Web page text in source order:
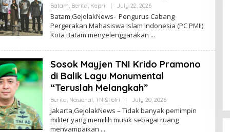
Batam Berita Kepri | July 22, 2026B
T
A
A
N
Batam,GejolakNews- Pengurus Cabang
Pergerakan Mahasiswa Islam Indonesia (PC PMII)
Kota Batam menyelenggarakan
Sosok Mayjen TNI Krido Pramono
di Balik Lagu Monumental
“Teruslah Melangkah”
Berita Nasional TNI&Polri | July 20, 2026B
T
A
Jakarta,GejolakNews – Tidak banyak pemimpin
militer yang memilih musik sebagai ruang
menyampaikan
Berhasil Ungguli
Sebagai
Bukit Kamboja
Politik, Pristiwa |
May 17,
Berita Viral”Wakil Walikota
Batam Li Claudia Marah-
Warga Ambil Pasir di dalam
Dinilai Rusak Harkat Martabat
Lukai Perasaan Warga
In Batam, Berita, Kepri, Politik, Pristiwa
2026